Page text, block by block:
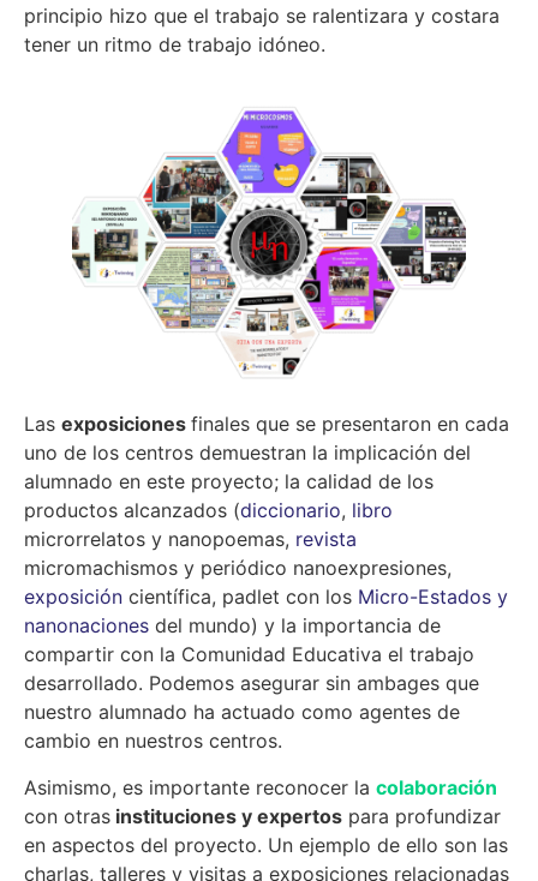
principio hizo que el trabajo se ralentizara y costara
tener un ritmo de trabajo idóneo.
Las exposiciones finales que se presentaron en cada
uno de los centros demuestran la implicación del
alumnado en este proyecto; la calidad de los
productos alcanzados (diccionario, libro
microrrelatos y nanopoemas, revista
micromachismos y periódico nanoexpresiones,
exposición científica, padlet con los Micro-Estados y
nanonaciones del mundo) y la importancia de
compartir con la Comunidad Educativa el trabajo
desarrollado. Podemos asegurar sin ambages que
nuestro alumnado ha actuado como agentes de
cambio en nuestros centros.
Asimismo, es importante reconocer la colaboración
con otras instituciones y expertos para profundizar
en aspectos del proyecto. Un ejemplo de ello son las
charlas, talleres y visitas a exposiciones relacionadas